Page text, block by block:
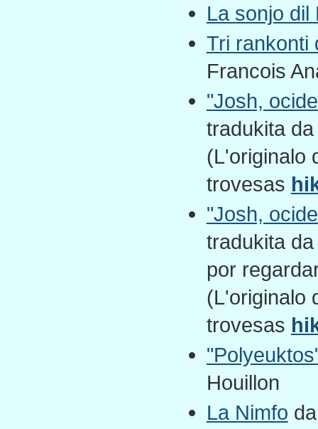
La sonjo dil
Tri rankonti
Francois
"Josh,
tradukita
(L'originalo
trovesas
"Josh,
tradukita
por
(L'originalo
trovesas
Houillon
La Nimfo